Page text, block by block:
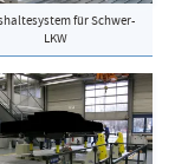
für Schwer-
LKW